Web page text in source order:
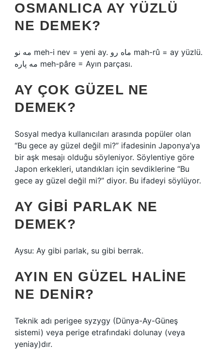
OSMANLICA AY YÜZLÜ
NE DEMEK?
مه نو meh-i nev = yeni ay. ماه رو mah-rû = ay yüzlü.
مه پاره meh-pâre = Ayın parçası.
AY ÇOK GÜZEL NE
DEMEK?
Sosyal medya kullanıcıları arasında popüler olan
“Bu gece ay güzel değil mi?” ifadesinin Japonya’ya
bir aşk mesajı olduğu söyleniyor. Söylentiye göre
Japon erkekleri, utandıkları için sevdiklerine “Bu
gece ay güzel değil mi?” diyor. Bu ifadeyi söylüyor.
AY GIBI PARLAK NE
DEMEK?
Aysu: Ay gibi parlak, su gibi berrak.
AYIN EN GÜZEL HALINE
NE DENIR?
Teknik adı perigee syzygy (Dünya-Ay-Güneş
sistemi) veya perige etrafındaki dolunay (veya
yeniay)dır.